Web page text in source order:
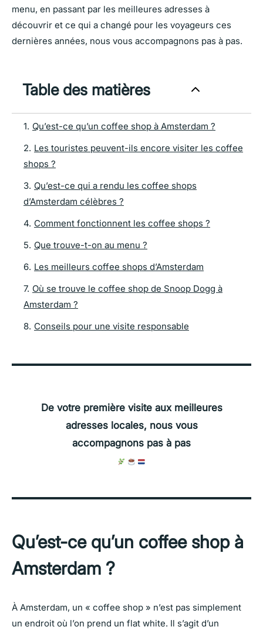
menu, en passant par les meilleures adresses à
découvrir et ce qui a changé pour les voyageurs ces
dernières années, nous vous accompagnons pas à pas.
Table des matières
1. Qu’est-ce qu’un coffee shop à Amsterdam ?
2. Les touristes peuvent-ils encore visiter les coffee
shops ?
3. Qu’est-ce qui a rendu les coffee shops
d’Amsterdam célèbres ?
4. Comment fonctionnent les coffee shops ?
5. Que trouve-t-on au menu ?
6. Les meilleurs coffee shops d’Amsterdam
7. Où se trouve le coffee shop de Snoop Dogg à
Amsterdam ?
8. Conseils pour une visite responsable
De votre première visite aux meilleures
adresses locales, nous vous
accompagnons pas à pas
Qu’est-ce qu’un coffee shop à
Amsterdam ?
À Amsterdam, un « coffee shop » n’est pas simplement
un endroit où l’on prend un flat white. Il s’agit d’un